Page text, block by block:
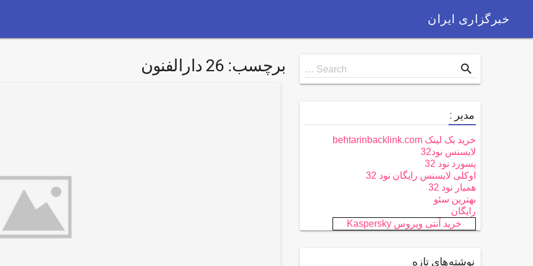
خبرگزاری ایران
برچسب: 26 دارالفنون
Search
for
Search … search
مدیر :
خرید بک لینک behtarinbacklink.com
لایسنس نود32
پسورد نود 32
اوکلی لایسنس رایگان نود 32
همیار نود 32
بهترین سئو
رایگان
خرید آنتی ویروس Kaspersky
نوشته‌های تازه